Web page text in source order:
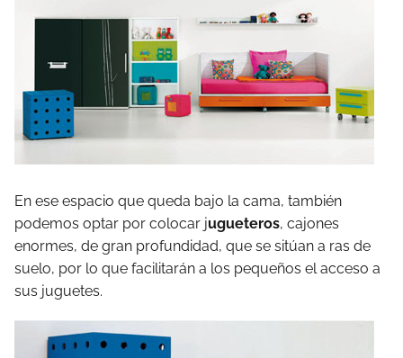
En ese espacio que queda bajo la cama, también
podemos optar por colocar jugueteros, cajones
enormes, de gran profundidad, que se sitúan a ras de
suelo, por lo que facilitarán a los pequeños el acceso a
sus juguetes.